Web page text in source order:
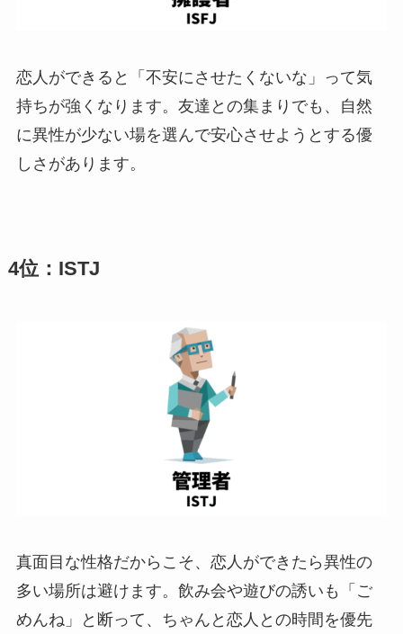
恋人ができると「不安にさせたくないな」って気
持ちが強くなります。友達との集まりでも、自然
に異性が少ない場を選んで安心させようとする優
しさがあります。
4位：ISTJ
真面目な性格だからこそ、恋人ができたら異性の
多い場所は避けます。飲み会や遊びの誘いも「ご
めんね」と断って、ちゃんと恋人との時間を優先